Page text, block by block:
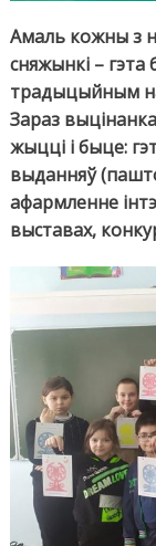
Амаль кожны з
сняжынкі –
традыцыйным
Зараз
жыцці і быце:
выданняў
афармленне
выставах,